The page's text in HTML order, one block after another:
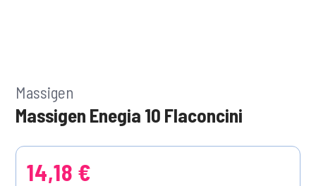
Massigen
Massigen Enegia 10 Flaconcini
14,18 €